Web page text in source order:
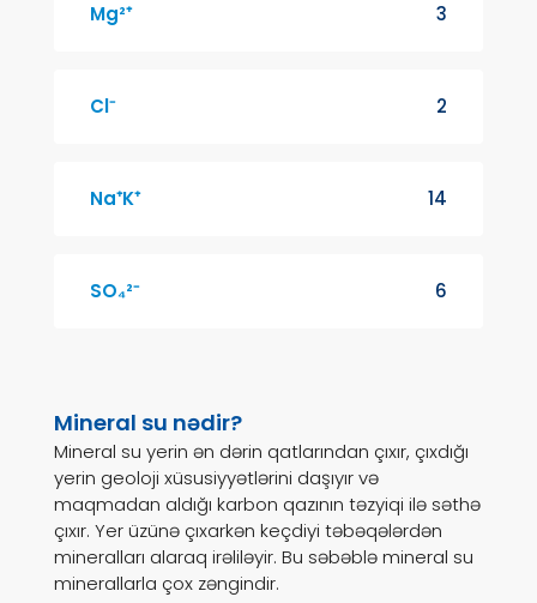
Mg²⁺ 3
Cl⁻ 2
Na⁺K⁺ 14
SO₄²⁻ 6
Mineral su nədir?
Mineral su yerin ən dərin qatlarından çıxır, çıxdığı
yerin geoloji xüsusiyyətlərini daşıyır və
maqmadan aldığı karbon qazının təzyiqi ilə səthə
çıxır. Yer üzünə çıxarkən keçdiyi təbəqələrdən
mineralları alaraq irəliləyir. Bu səbəblə mineral su
minerallarla çox zəngindir.